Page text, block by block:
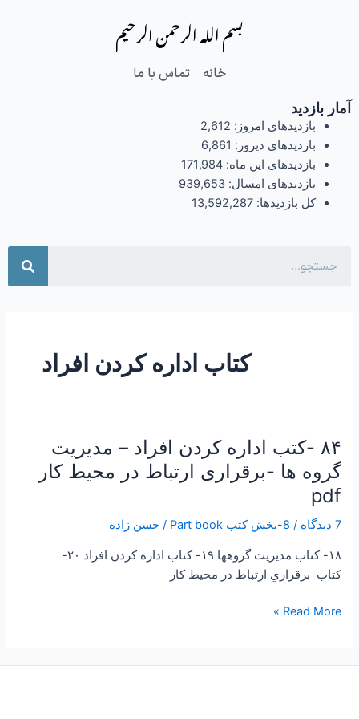
بسم الله الرحمن الرحیم
خانه تماس با ما
آمار بازدید
بازدیدهای امروز: 2,612
بازدیدهای دیروز: 6,861
بازدیدهای این ماه: 171,984
بازدیدهای امسال: 939,653
کل بازدیدها: 13,592,287
کتاب اداره کردن افراد
۸۴ -کتب اداره کردن افراد – مدیریت
گروه ها -برقراری ارتباط در محیط کار
pdf
7 دیدگاه / 8-بخش کتب Part book /حسن زاده
۱۸- کتاب مديريت گروهها ۱۹- کتاب اداره كردن افراد ۲۰-
کتاب برقراري ارتباط در محيط كار
۸۴
-کتب
اداره
کردن
افراد
مدیریت
گروه
-برقراری
Read More »